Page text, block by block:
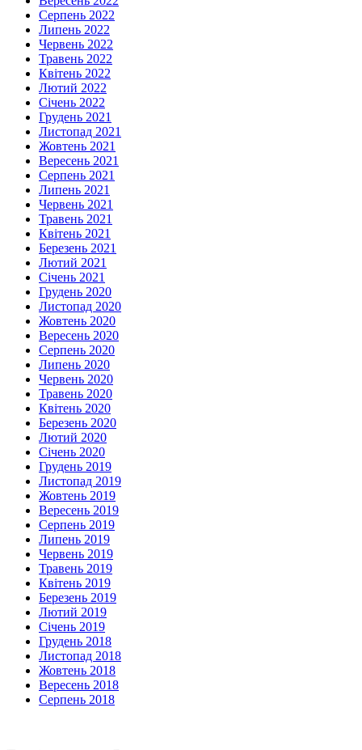
Серпень 2022
Липень 2022
Червень 2022
Травень 2022
Квітень 2022
Лютий 2022
Січень 2022
Грудень 2021
Листопад 2021
Жовтень 2021
Вересень 2021
Серпень 2021
Липень 2021
Червень 2021
Травень 2021
Квітень 2021
Березень 2021
Лютий 2021
Січень 2021
Грудень 2020
Листопад 2020
Жовтень 2020
Вересень 2020
Серпень 2020
Липень 2020
Червень 2020
Травень 2020
Квітень 2020
Березень 2020
Лютий 2020
Січень 2020
Грудень 2019
Листопад 2019
Жовтень 2019
Вересень 2019
Серпень 2019
Липень 2019
Червень 2019
Травень 2019
Квітень 2019
Березень 2019
Лютий 2019
Січень 2019
Грудень 2018
Листопад 2018
Жовтень 2018
Вересень 2018
Серпень 2018